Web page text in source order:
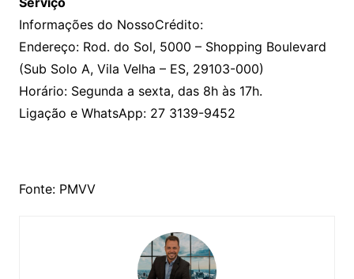
Informações do NossoCrédito:
Endereço: Rod. do Sol, 5000 – Shopping Boulevard
(Sub Solo A, Vila Velha – ES, 29103-000)
Horário: Segunda a sexta, das 8h às 17h.
Ligação e WhatsApp: 27 3139-9452
Fonte: PMVV